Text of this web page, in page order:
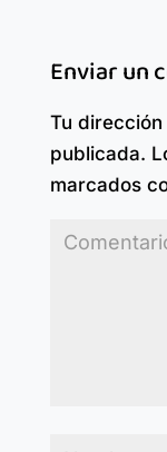
Enviar un
Tu
publicada.
marcados